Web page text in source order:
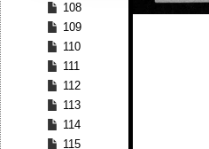
108
109
110
111
112
113
114
115